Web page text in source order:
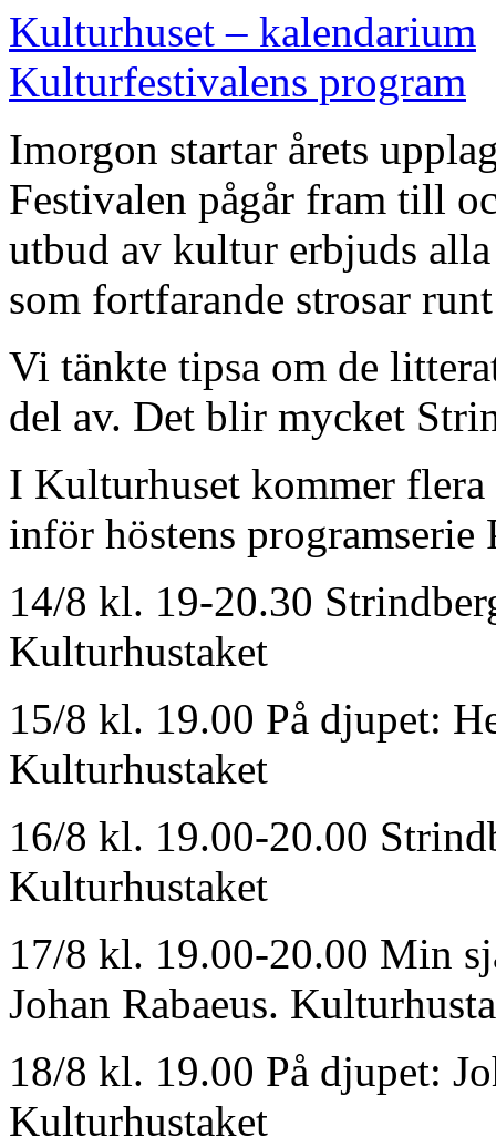
Kulturhuset – kalendarium
Kulturfestivalens program
Imorgon startar årets
Festivalen pågår fram till
utbud av kultur erbjuds
som fortfarande strosar
Vi tänkte tipsa om de
del av. Det blir mycket
I Kulturhuset kommer flera
inför höstens programserie
14/8 kl. 19-20.30
Kulturhustaket
15/8 kl. 19.00 På djupet:
Kulturhustaket
16/8 kl. 19.00-20.00
Kulturhustaket
17/8 kl. 19.00-20.00 Min
Johan Rabaeus.
18/8 kl. 19.00 På djupet:
Kulturhustaket